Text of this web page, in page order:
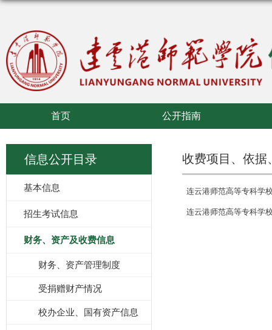
首页 公开指南
信息公开目录
基本信息
招生考试信息
财务、资产及收费信息
财务、资产管理制度
受捐赠财产情况
校办企业、国有资产信息
收费项目、依据
连云港师范高等专科学
连云港师范高等专科学